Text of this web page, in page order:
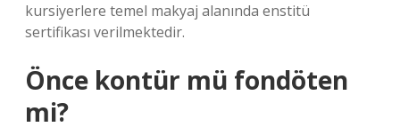
kursiyerlere temel makyaj alanında enstitü
sertifikası verilmektedir.
Önce kontür mü fondöten
mi?